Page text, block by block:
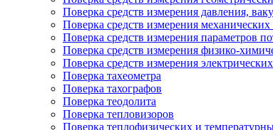
Поверка средств измерения давления,
Поверка средств измерения
Поверка средств измерения параметров
Поверка средств измерения физико-
Поверка средств измерения
Поверка тахеометра
Поверка тахографов
Поверка теодолита
Поверка тепловизоров
Поверка теплофизических и